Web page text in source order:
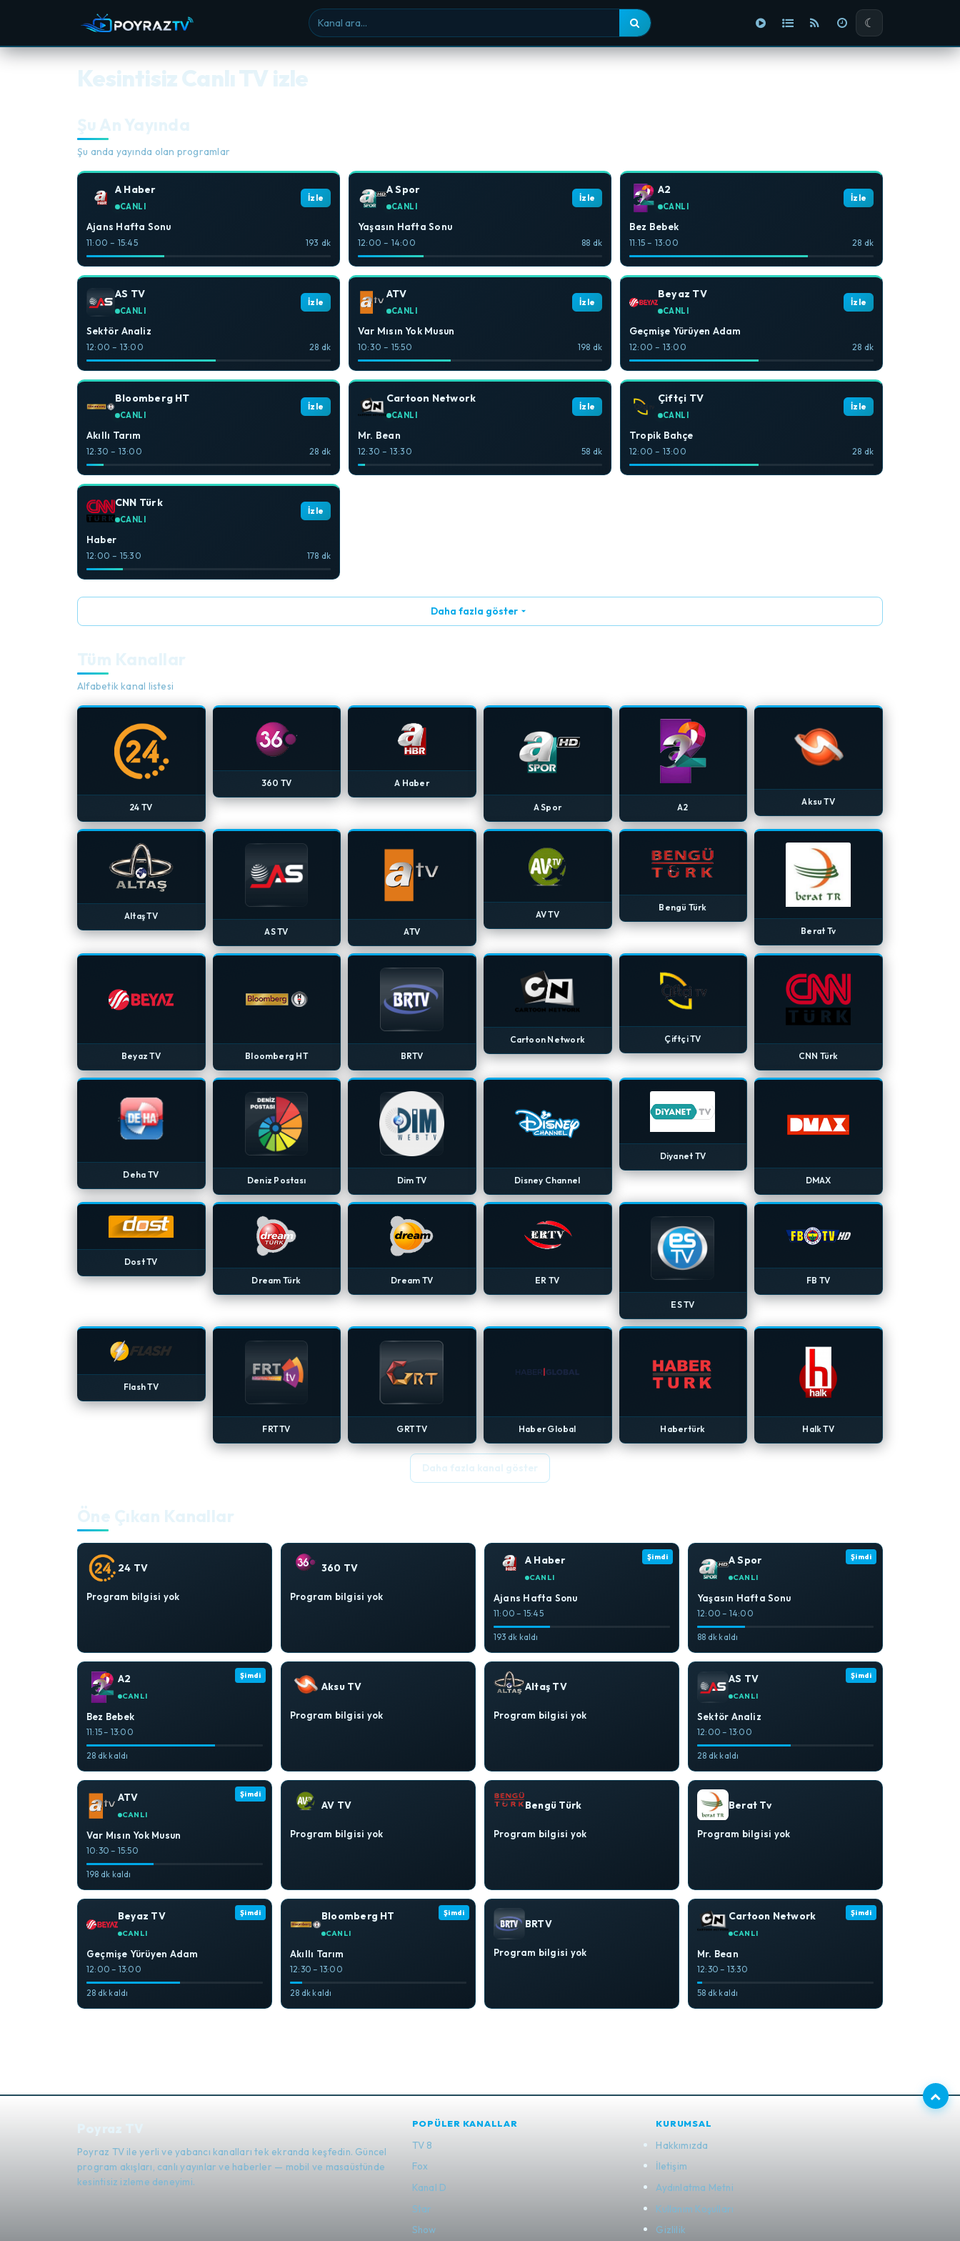
Kanal ara ☾
Kesintisiz Canlı TV izle
Şu An Yayında
Şu anda yayında olan programlar
A Haber
CANLI
İzle
Ajans Hafta Sonu
11:00 – 15:45 193 dk
A Spor
CANLI
İzle
Yaşasın Hafta Sonu
12:00 – 14:00 88 dk
A2
CANLI
İzle
Bez Bebek
11:15 – 13:00 28 dk
AS TV
CANLI
İzle
Sektör Analiz
12:00 – 13:00 28 dk
ATV
CANLI
İzle
Var Mısın Yok Musun
10:30 – 15:50 198 dk
Beyaz TV
CANLI
İzle
Geçmişe Yürüyen Adam
12:00 – 13:00 28 dk
Bloomberg HT
CANLI
İzle
Akıllı Tarım
12:30 – 13:00 28 dk
Cartoon Network
CANLI
İzle
Mr. Bean
12:30 – 13:30 58 dk
Çiftçi TV
CANLI
İzle
Tropik Bahçe
12:00 – 13:00 28 dk
CNN Türk
CANLI
İzle
Haber
12:00 – 15:30 178 dk
Daha fazla göster
Tüm Kanallar
Alfabetik kanal listesi
24 TV
360 TV A Haber
A Spor A2
Aksu TV
Altaş TV
AS TV
ATV
AV TV
Bengü Türk
Berat Tv
Beyaz TV Bloomberg HT BRTV
Cartoon Network
Çiftçi TV
CNN Türk
Deha TV
Deniz Postası Dim TV Disney Channel
Diyanet TV
DMAX
Dost TV
Dream Türk
Dream TV ER TV
ES TV
FB TV
Flash TV
FRT TV GRT TV Haber Global Habertürk Halk TV
Daha fazla kanal göster
Öne Çıkan Kanallar
24 TV
Program bilgisi yok
360 TV
Program bilgisi yok
Şimdi
A Haber
CANLI
Ajans Hafta Sonu
11:00 – 15:45
193 dk kaldı
Şimdi
A Spor
CANLI
Yaşasın Hafta Sonu
12:00 – 14:00
88 dk kaldı
Şimdi
A2
CANLI
Bez Bebek
11:15 – 13:00
28 dk kaldı
Aksu TV
Program bilgisi yok
Altaş TV
Program bilgisi yok
Şimdi
AS TV
CANLI
Sektör Analiz
12:00 – 13:00
28 dk kaldı
Şimdi
ATV
CANLI
Var Mısın Yok Musun
10:30 – 15:50
198 dk kaldı
AV TV
Program bilgisi yok
Bengü Türk
Program bilgisi yok
Berat Tv
Program bilgisi yok
Şimdi
Beyaz TV
CANLI
Geçmişe Yürüyen Adam
12:00 – 13:00
28 dk kaldı
Şimdi
Bloomberg HT
CANLI
Akıllı Tarım
12:30 – 13:00
28 dk kaldı
BRTV
Program bilgisi yok
Şimdi
Cartoon Network
CANLI
Mr. Bean
12:30 – 13:30
58 dk kaldı
Poyraz TV ile yerli ve yabancı kanalları tek ekranda keşfedin. Güncel
program akışları, canlı yayınlar ve haberler — mobil ve masaüstünde
kesintisiz izleme deneyimi.
POPÜLER KANALLAR
TV 8
Fox
Kanal D
Star
Show
KURUMSAL
Hakkımızda
İletişim
Aydınlatma Metni
Kullanım Koşulları
Gizlilik